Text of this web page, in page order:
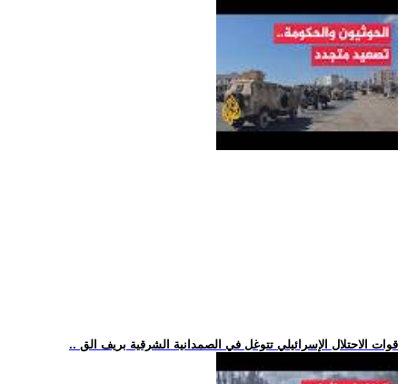
.. قوات الاحتلال الإسرائيلي تتوغل في الصمدانية الشرقية بريف الق